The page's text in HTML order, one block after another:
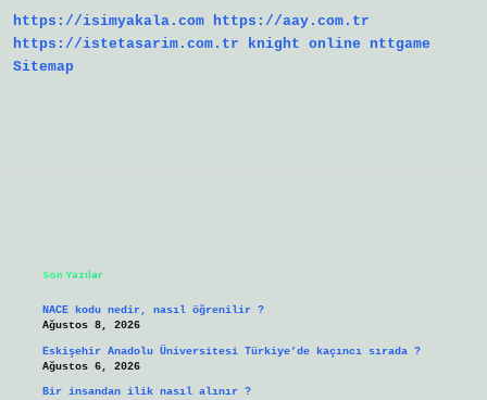
https://isimyakala.com https://aay.com.tr
https://istetasarim.com.tr
knight online
nttgame
Sitemap
Son Yazılar
NACE kodu nedir, nasıl öğrenilir ?
Ağustos 8, 2026
Eskişehir Anadolu Üniversitesi Türkiye’de kaçıncı sırada ?
Ağustos 6, 2026
Bir insandan ilik nasıl alınır ?